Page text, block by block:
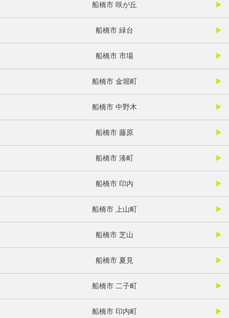
船橋市 咲が丘
船橋市 緑台
船橋市 市場
船橋市 金堀町
船橋市 中野木
船橋市 藤原
船橋市 湊町
船橋市 印内
船橋市 上山町
船橋市 芝山
船橋市 夏見
船橋市 二子町
船橋市 印内町